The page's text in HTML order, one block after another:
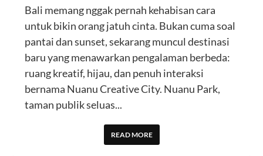
Bali memang nggak pernah kehabisan cara
untuk bikin orang jatuh cinta. Bukan cuma soal
pantai dan sunset, sekarang muncul destinasi
baru yang menawarkan pengalaman berbeda:
ruang kreatif, hijau, dan penuh interaksi
bernama Nuanu Creative City. Nuanu Park,
taman publik seluas...
READ MORE